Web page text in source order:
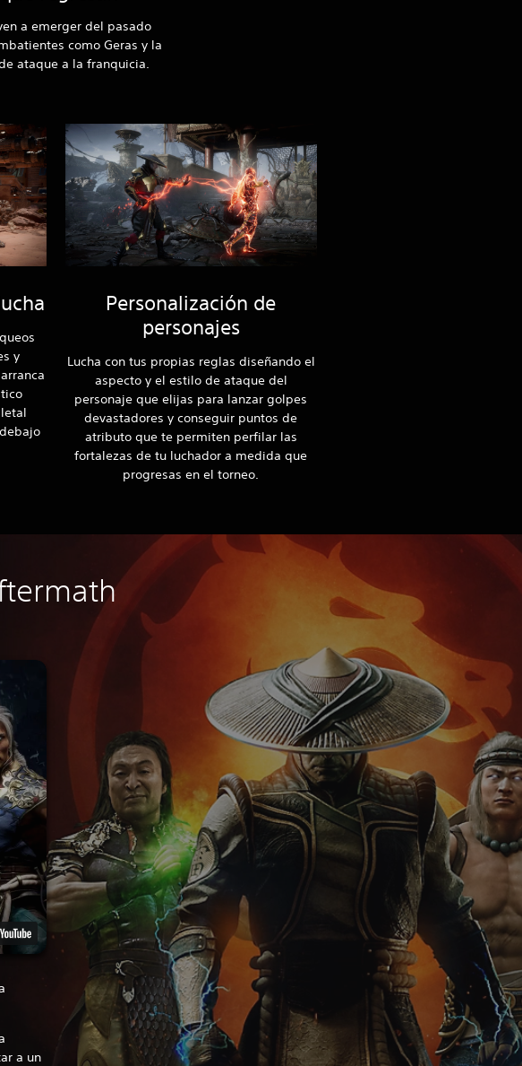
a emerger del pasado
como Geras y la
ataque a la franquicia.
y
Personalización de
personajes
Lucha con tus propias reglas diseñando el
aspecto y el estilo de ataque del
personaje que elijas para lanzar golpes
devastadores y conseguir puntos de
atributo que te permiten perfilar las
fortalezas de tu luchador a medida que
progresas en el torneo.
a un